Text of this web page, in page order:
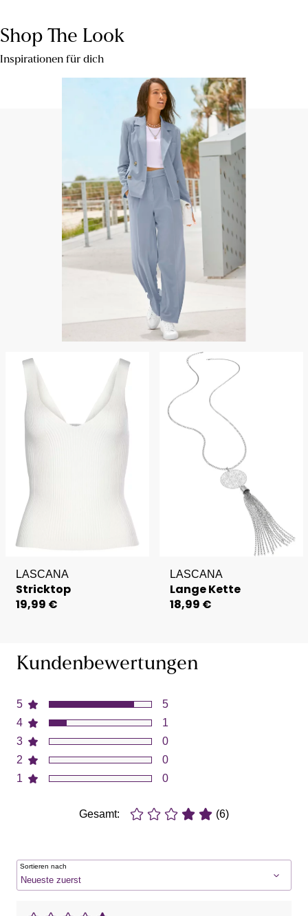
Shop The Look
Inspirationen für dich
LASCANA
Stricktop
19,99 €
LASCANA
Lange Kette
18,99 €
Kundenbewertungen
5
4
3
2
1
5
1
0
0
0
Gesamt: (6)
Sortieren nach